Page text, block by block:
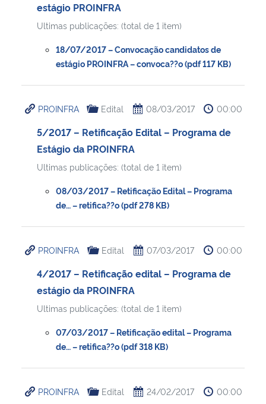
Gabinete de Segurança Institucional
Advocacia-Geral da União
Planalto
estágio PROINFRA
Ultimas publicações: (total de 1 item)
18/07/2017 – Convocação candidatos de
estágio PROINFRA – convoca??o (pdf 117 KB)
PROINFRA Edital 08/03/2017 00:00
5/2017 – Retificação Edital – Programa de
Estágio da PROINFRA
Ultimas publicações: (total de 1 item)
08/03/2017 – Retificação Edital – Programa
de… – retifica??o (pdf 278 KB)
PROINFRA Edital 07/03/2017 00:00
4/2017 – Retificação edital – Programa de
estágio da PROINFRA
Ultimas publicações: (total de 1 item)
07/03/2017 – Retificação edital – Programa
de… – retifica??o (pdf 318 KB)
PROINFRA Edital 24/02/2017 00:00